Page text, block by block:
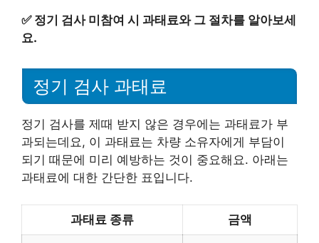
✅ 정기 검사 미참여 시 과태료와 그 절차를 알아보세
요.
정기 검사 과태료
정기 검사를 제때 받지 않은 경우에는 과태료가 부
과되는데요, 이 과태료는 차량 소유자에게 부담이
되기 때문에 미리 예방하는 것이 중요해요. 아래는
과태료에 대한 간단한 표입니다.
과태료 종류 금액